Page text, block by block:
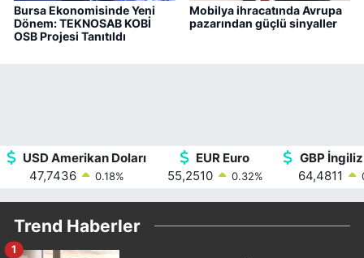
Bursa Ekonomisinde Yeni
Dönem: TEKNOSAB KOBİ
OSB Projesi Tanıtıldı
Mobilya ihracatında Avrupa
pazarından güçlü sinyaller
USD Amerikan Doları
47,7436
0.18%
EUR Euro
55,2510
0.32%
GBP
64,4811
Trend Haberler
1